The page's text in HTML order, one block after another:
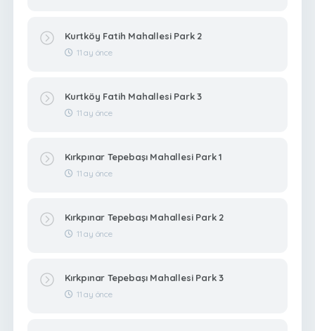
Kurtköy Fatih Mahallesi Park 2
11 ay önce
Kurtköy Fatih Mahallesi Park 3
11 ay önce
Kırkpınar Tepebaşı Mahallesi Park 1
11 ay önce
Kırkpınar Tepebaşı Mahallesi Park 2
11 ay önce
Kırkpınar Tepebaşı Mahallesi Park 3
11 ay önce